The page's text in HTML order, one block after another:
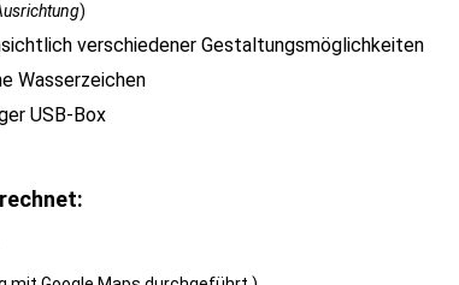
)
verschiedener Gestaltungsmöglichkeiten
Wasserzeichen
USB-Box